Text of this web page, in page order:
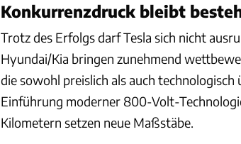
Konkurrenzdruck bleibt
Trotz des Erfolgs darf Tesla sich nicht
Hyundai/Kia bringen zunehmend
die sowohl preislich als auch technologisch
Einführung moderner 800-Volt-
Kilometern setzen neue Maßstäbe.